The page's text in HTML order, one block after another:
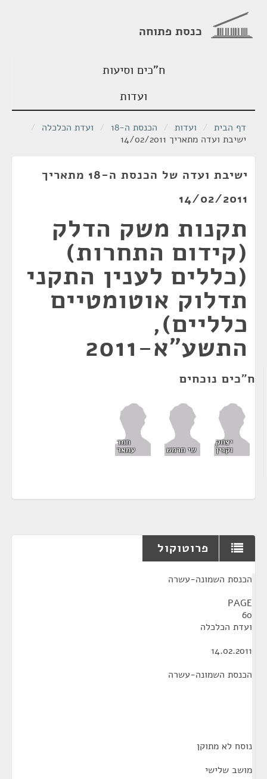
כנסת פתוחה
ח"כים וסיעות
ועדות
דף הבית / ועדות / הכנסת ה-18 / ועדת הכלכלה /
ישיבת ועדה מתאריך 14/02/2011
ישיבת ועדה של הכנסת ה-18 מתאריך
14/02/2011
תקנות משק הדלק
(קידום התחרות)
(כללים לענין התקני
תדלוק אוטומטיים
כלליים),
התשע"א-2011
ח"כים נוכחים
יצחק
וקנין שי חרמש
חמד
עמאר
פרוטוקול
הכנסת השמונה-עשרה
PAGE
60
ועדת הכלכלה
14.02.2011
הכנסת השמונה-עשרה
נוסח לא מתוקן
מושב שלישי